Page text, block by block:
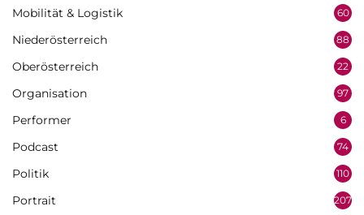
Mobilität & Logistik 60
Niederösterreich 88
Oberösterreich 22
Organisation 97
Performer 6
Podcast 74
Politik 110
Portrait 207